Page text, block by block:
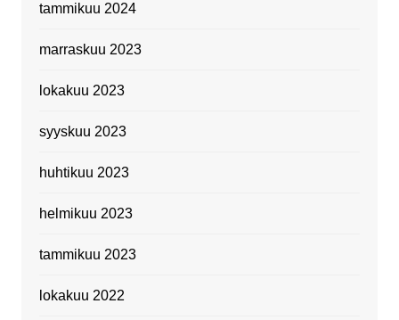
tammikuu 2024
marraskuu 2023
lokakuu 2023
syyskuu 2023
huhtikuu 2023
helmikuu 2023
tammikuu 2023
lokakuu 2022